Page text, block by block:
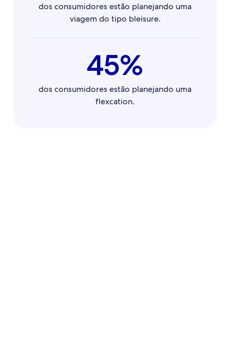
dos consumidores estão planejando uma
viagem do tipo bleisure.
45%
dos consumidores estão planejando uma
flexcation.